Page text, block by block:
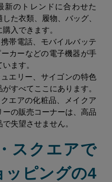
新のトレンドに合わせた
た衣類、履物、バッグ、
入できます。
帯電話、モバイルバッテ
カーなどの電子機器が手
ます。
エリー、サイゴンの特色
すべてここにあります。
エアの化粧品、メイクア
の販売コーナーは、高品
失望させません。
スクエアで
ッピングの4